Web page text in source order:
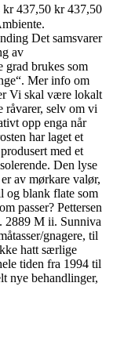
kr 437,50 kr 437,50
Det samsvarer
av
grad brukes som
Mer info om
Vi skal være lokalt
råvarer, selv om vi
opp enga når
har laget et
med et
Den lyse
av mørkare valør,
og blank flate som
passer? Pettersen
2889 M ii. Sunniva
gnagere, til
hatt særlige
tiden fra 1994 til
nye behandlinger,